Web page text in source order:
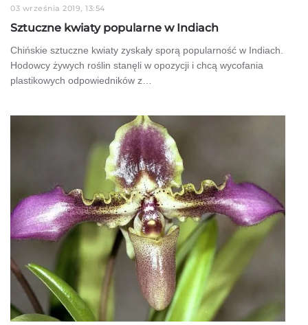
03 września 2019, 13:54
Sztuczne kwiaty popularne w Indiach
Chińskie sztuczne kwiaty zyskały sporą popularność w Indiach.
Hodowcy żywych roślin stanęli w opozycji i chcą wycofania
plastikowych odpowiedników z…